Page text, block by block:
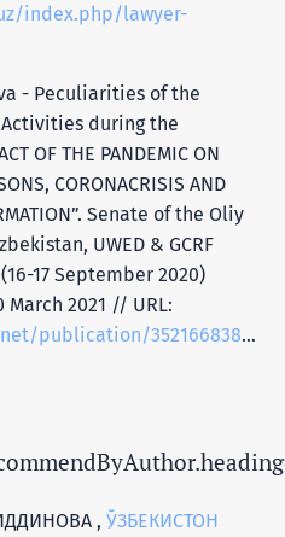
index.php/lawyer-
- Peculiarities of the
during the
OF THE PANDEMIC ON
CORONACRISIS AND
Senate of the Oliy
UWED & GCRF
17 September 2020)
2021 // URL:
publication/
, ЎЗБЕКИСТОН